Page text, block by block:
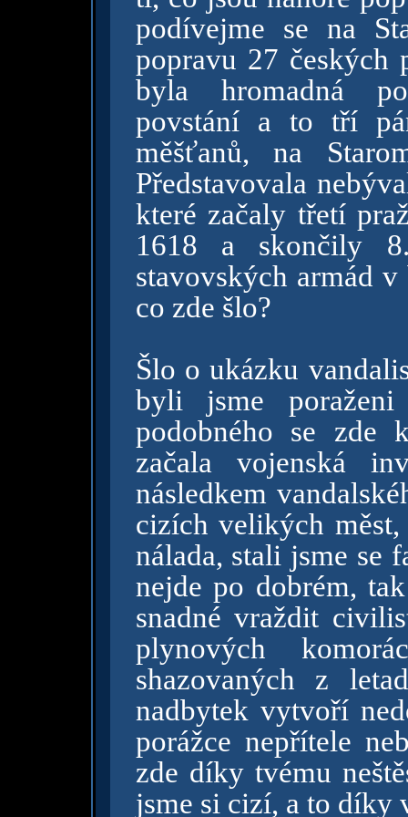
podívejme se na
popravu 27 českých
byla hromadná
povstání a to tří
měšťanů, na
Představovala
které začaly třetí
1618 a skončily
stavovských armád
co zde šlo?
Šlo o ukázku
byli jsme
podobného se zde
začala vojenská
následkem
cizích velikých
nálada, stali jsme se
nejde po dobrém,
snadné vraždit
plynových
shazovaných z
nadbytek vytvoří
porážce nepřítele
zde díky tvému
jsme si cizí, a to díky